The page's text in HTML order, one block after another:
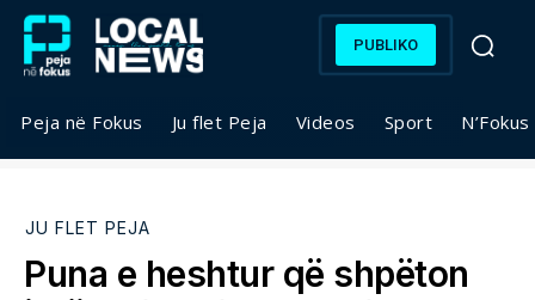
PUBLIKO
Peja në Fokus Ju flet Peja Videos Sport
JU FLET PEJA
Puna e heshtur që shpëton